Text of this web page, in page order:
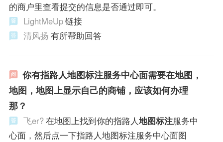
的商户里查看提交的信息是否通过即可。
LightMeUp链接
清风扬 有所帮助回答
你有指路人地图标注服务中心面需要在地图，
地图，地图上显示自己的商铺，应该如何办理
那？
飞er?在地图上找到你的指路人地图标注服务中
心面，然后点一下指路人地图标注服务中心面图